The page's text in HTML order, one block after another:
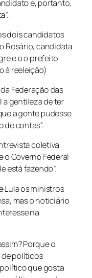
e, portanto,
dois candidatos
Rosário, candidata
e o o prefeito
à reeleição)
Federação das
a gentileza de ter
a gente pudesse
de contas”.
coletiva
o Governo Federal
está fazendo”.
Lula os ministros
mas o noticiário
na
Porque o
de políticos
que gosta